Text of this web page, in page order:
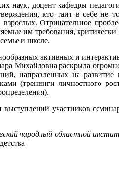
наук, доцент кафедры
кто таит в себе
Отрицательное
им требования,
и школе.
активных и
Михайловна раскрыла
направленных на
(тренинги личностного
участников
народный областной